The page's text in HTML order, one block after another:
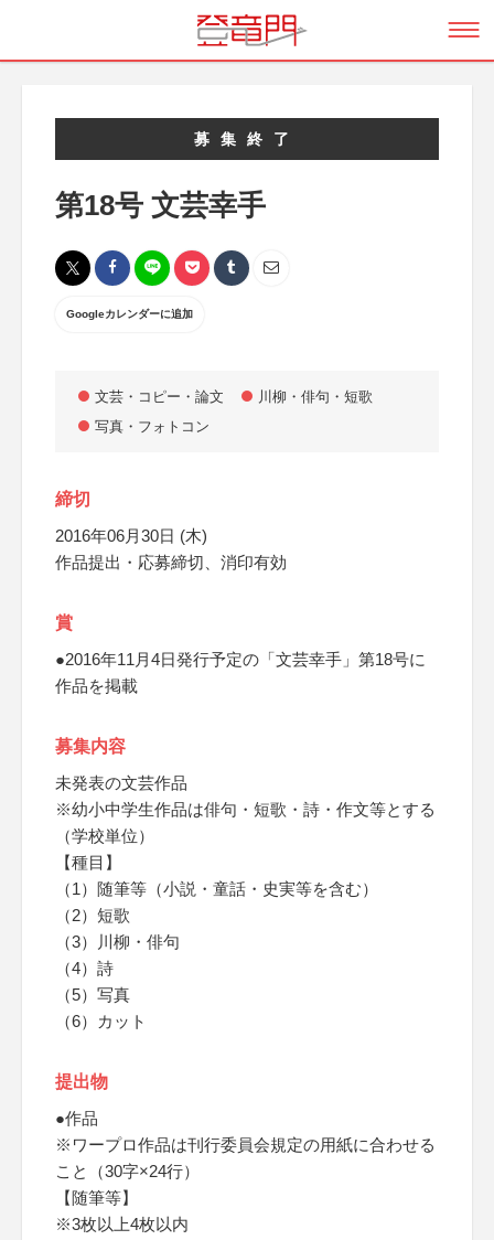
募集終了
第18号 文芸幸手
Googleカレンダーに追加
文芸・コピー・論文
川柳・俳句・短歌
写真・フォトコン
締切
2016年06月30日 (木)
作品提出・応募締切、消印有効
賞
●2016年11月4日発行予定の「文芸幸手」第18号に
作品を掲載
募集内容
未発表の文芸作品
※幼小中学生作品は俳句・短歌・詩・作文等とする
（学校単位）
【種目】
（1）随筆等（小説・童話・史実等を含む）
（2）短歌
（3）川柳・俳句
（4）詩
（5）写真
（6）カット
提出物
●作品
※ワープロ作品は刊行委員会規定の用紙に合わせる
こと（30字×24行）
【随筆等】
※3枚以上4枚以内